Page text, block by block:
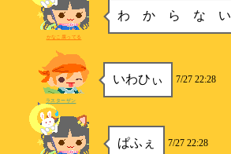
わ か ら な い
かなこ腐ってる
いわひぃ 7/27 22:28
ラスターザン
ぱふぇ 7/27 22:28